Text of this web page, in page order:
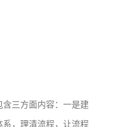
三方面内容：一是建
，理清流程，让流程